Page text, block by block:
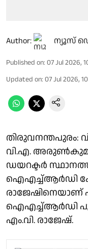
Author: ന്യൂസ്
Published on: 07 Jul 2026,
Updated on: 07 Jul 2026,
തിരുവനന്തപുരം:
വി.എ.
ഡയറക്ടർ സ്ഥാനത്ത്
ഐഎച്ച്ആർഡി
രാജേഷിനെയാണ്
ഐഎച്ച്ആർഡി
എം.വി. രാജേഷ്.